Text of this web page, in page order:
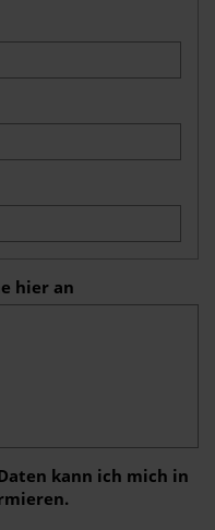
hier an
kann ich mich in